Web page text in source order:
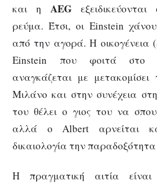
και η AEG
ρεύμα. Έτσι, οι Einstein
από την αγορά. Η οικογένεια
Einstein που φοιτά στο
αναγκάζεται με
Μιλάνο και στην συνέχεια
του θέλει ο γιος του να
αλλά ο Albert αρνείται
δικαιολογία την
Η πραγματική αιτία είναι